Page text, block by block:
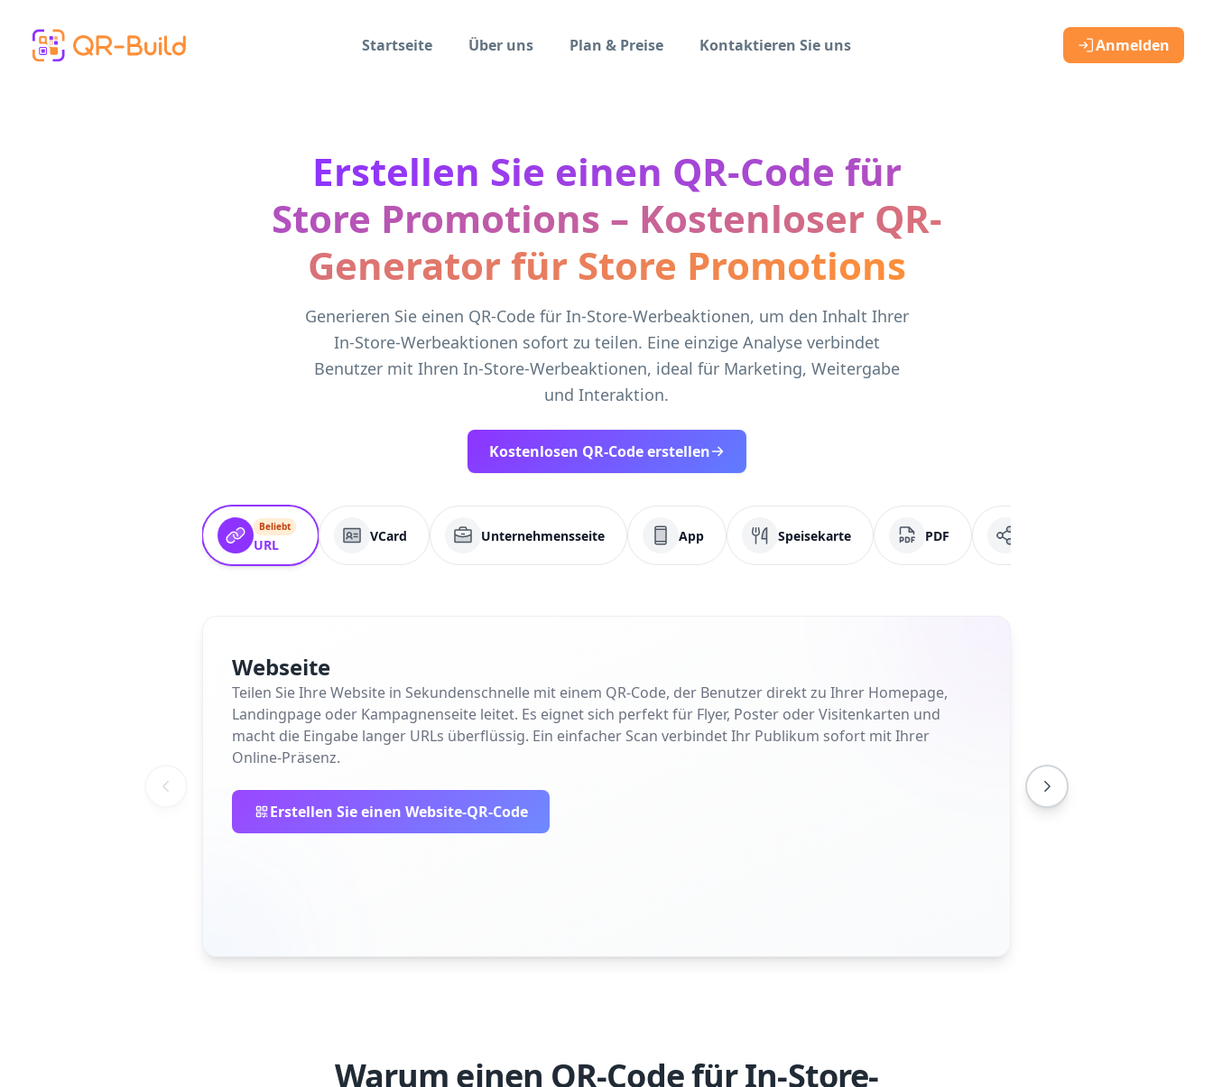
Startseite
Über uns Plan & Preise Kontaktieren Sie uns Anmelden
Erstellen Sie einen QR-Code für
Store Promotions – Kostenloser QR-
Generator für Store Promotions
Generieren Sie einen QR-Code für In-Store-Werbeaktionen, um den Inhalt Ihrer
In-Store-Werbeaktionen sofort zu teilen. Eine einzige Analyse verbindet
Benutzer mit Ihren In-Store-Werbeaktionen, ideal für Marketing, Weitergabe
und Interaktion.
Kostenlosen QR-Code erstellen
Beliebt
URL
VCard Unternehmensseite App Speisekarte PDF
Webseite
Teilen Sie Ihre Website in Sekundenschnelle mit einem QR-Code, der Benutzer direkt zu Ihrer Homepage,
Landingpage oder Kampagnenseite leitet. Es eignet sich perfekt für Flyer, Poster oder Visitenkarten und
macht die Eingabe langer URLs überflüssig. Ein einfacher Scan verbindet Ihr Publikum sofort mit Ihrer
Online-Präsenz.
Erstellen Sie einen Website-QR-Code
Warum einen QR-Code für In-Store-